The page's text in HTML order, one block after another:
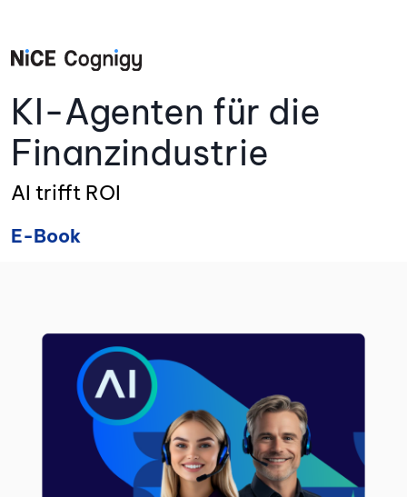
KI-Agenten für die
Finanzindustrie
AI trifft ROI
E-Book